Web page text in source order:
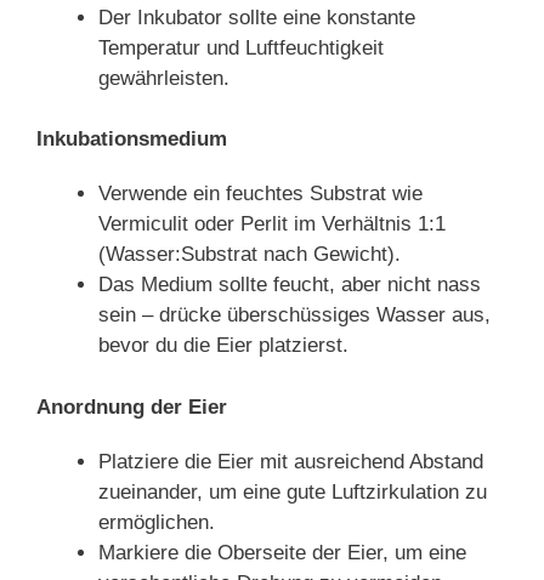
Der Inkubator sollte eine konstante
Temperatur und Luftfeuchtigkeit
gewährleisten.
Inkubationsmedium
Verwende ein feuchtes Substrat wie
Vermiculit oder Perlit im Verhältnis 1:1
(Wasser:Substrat nach Gewicht).
Das Medium sollte feucht, aber nicht nass
sein – drücke überschüssiges Wasser aus,
bevor du die Eier platzierst.
Anordnung der Eier
Platziere die Eier mit ausreichend Abstand
zueinander, um eine gute Luftzirkulation zu
ermöglichen.
Markiere die Oberseite der Eier, um eine